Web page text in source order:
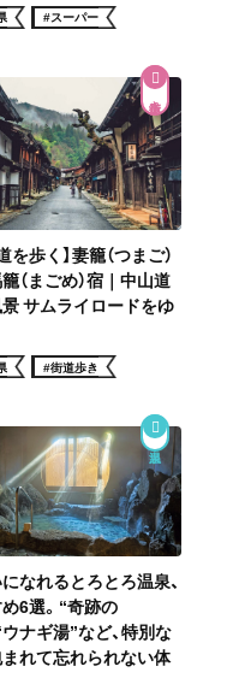
#スーパー
街道歩き
を歩く】妻籠（つまご）
（まごめ）宿｜中山道
サムライロードをゆ
#街道歩き
なれるとろとろ温泉、
6選。“奇跡の
ナギ湯”など、特別な
れて忘れられない体